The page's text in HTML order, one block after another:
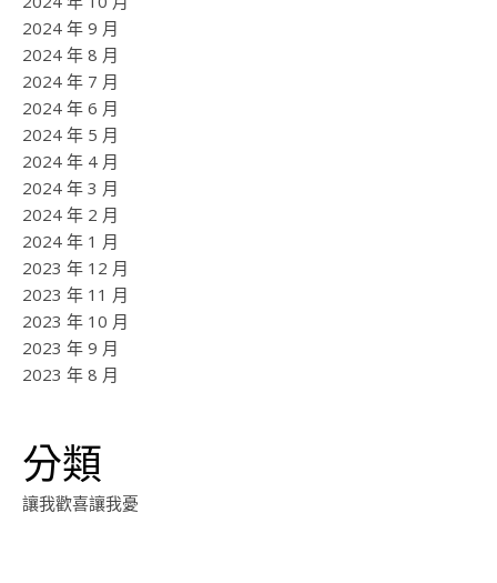
2024 年 9 月
2024 年 8 月
2024 年 7 月
2024 年 6 月
2024 年 5 月
2024 年 4 月
2024 年 3 月
2024 年 2 月
2024 年 1 月
2023 年 12 月
2023 年 11 月
2023 年 10 月
2023 年 9 月
2023 年 8 月
分類
讓我歡喜讓我憂